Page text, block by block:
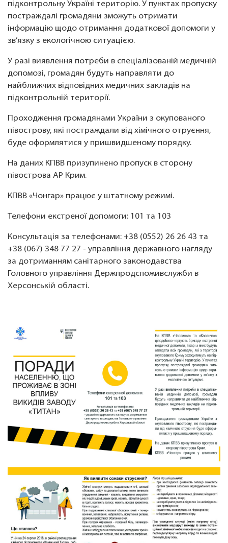
підконтрольну Україні територію. У пунктах пропуску
постраждалі громадяни зможуть отримати
інформацію щодо отримання додаткової допомоги у
зв’язку з екологічною ситуацією.
У разі виявлення потреби в спеціалізованій медичній
допомозі, громадян будуть направляти до
найближчих відповідних медичних закладів на
підконтрольній території.
Проходження громадянами України з окупованого
півострову, які постраждали від хімічного отруєння,
буде оформлятися у пришвидшеному порядку.
На даних КПВВ призупинено пропуск в сторону
півострова АР Крим.
КПВВ «Чонгар» працює у штатному режимі.
Телефони екстреної допомоги: 101 та 103
Консультація за телефонами: +38 (0552) 26 26 43 та
+38 (067) 348 77 27 - управління державного нагляду
за дотриманням санітарного законодавства
Головного управління Держпродспоживслужби в
Херсонській області.